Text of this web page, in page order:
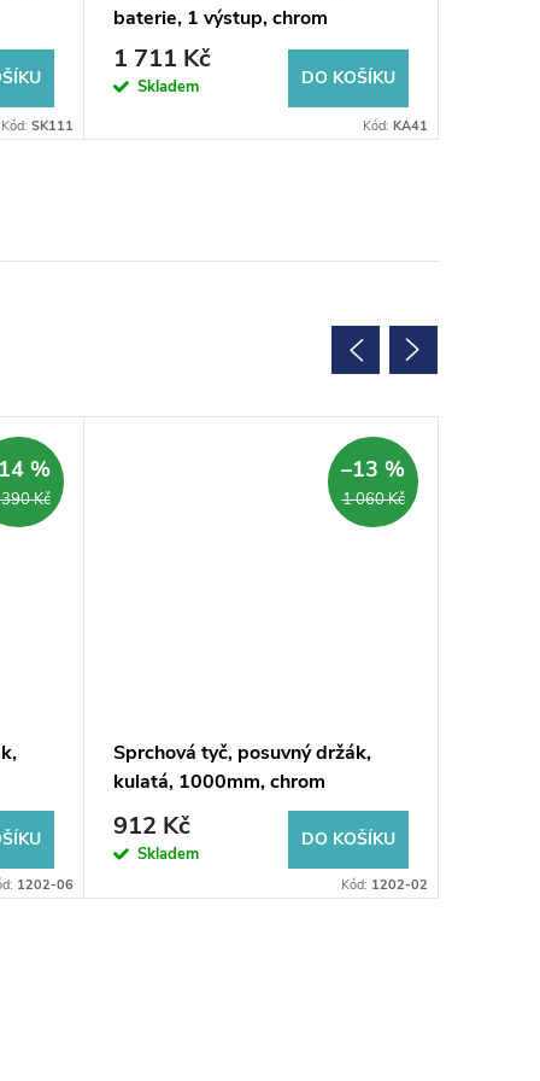
Kód: SK111
baterie, 1 výstup, chrom
1 711 Kč
Skladem DO KOŠÍKU
Kód: KA41
Kč
%
1202-06
1 060 Kč
–13 %
Sprchová tyč, posuvný držák,
kulatá, 1000mm, chrom
912 Kč
Skladem
DO KOŠÍKU
Kód: 1202-02